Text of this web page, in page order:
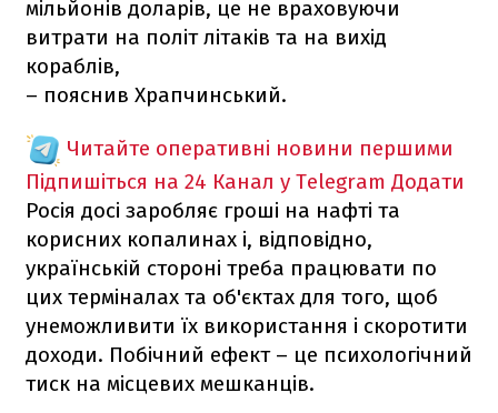
мільйонів доларів, це не враховуючи
витрати на політ літаків та на вихід
кораблів,
– пояснив Храпчинський.
Читайте оперативні новини першими
Підпишіться на 24 Канал у Telegram Додати
Росія досі заробляє гроші на нафті та
корисних копалинах і, відповідно,
українській стороні треба працювати по
цих терміналах та об'єктах для того, щоб
унеможливити їх використання і скоротити
доходи. Побічний ефект – це психологічний
тиск на місцевих мешканців.